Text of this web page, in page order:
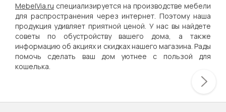
MebelVia.ru специализируется на производстве мебели
для распространения через интернет. Поэтому наша
продукция удивляет приятной ценой. У нас вы найдете
советы по обустройству вашего дома, а также
информацию об акциях и скидках нашего магазина. Рады
помочь сделать ваш дом уютнее с пользой для
кошелька.